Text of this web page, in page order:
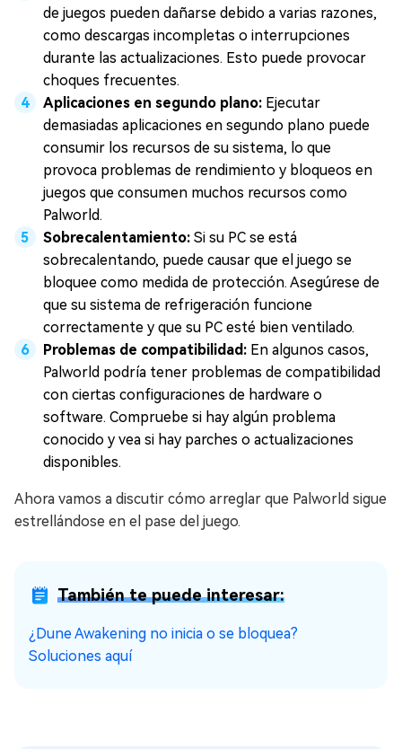
de juegos pueden dañarse debido a varias razones,
como descargas incompletas o interrupciones
durante las actualizaciones. Esto puede provocar
choques frecuentes.
Aplicaciones en segundo plano: Ejecutar
demasiadas aplicaciones en segundo plano puede
consumir los recursos de su sistema, lo que
provoca problemas de rendimiento y bloqueos en
juegos que consumen muchos recursos como
Palworld.
Sobrecalentamiento: Si su PC se está
sobrecalentando, puede causar que el juego se
bloquee como medida de protección. Asegúrese de
que su sistema de refrigeración funcione
correctamente y que su PC esté bien ventilado.
Problemas de compatibilidad: En algunos casos,
Palworld podría tener problemas de compatibilidad
con ciertas configuraciones de hardware o
software. Compruebe si hay algún problema
conocido y vea si hay parches o actualizaciones
disponibles.
Ahora vamos a discutir cómo arreglar que Palworld sigue
estrellándose en el pase del juego.
También te puede interesar:
¿Dune Awakening no inicia o se bloquea?
Soluciones aquí